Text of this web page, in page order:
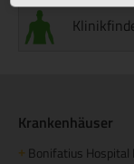
Krankenhäuser
+ Bonifatius Hospital